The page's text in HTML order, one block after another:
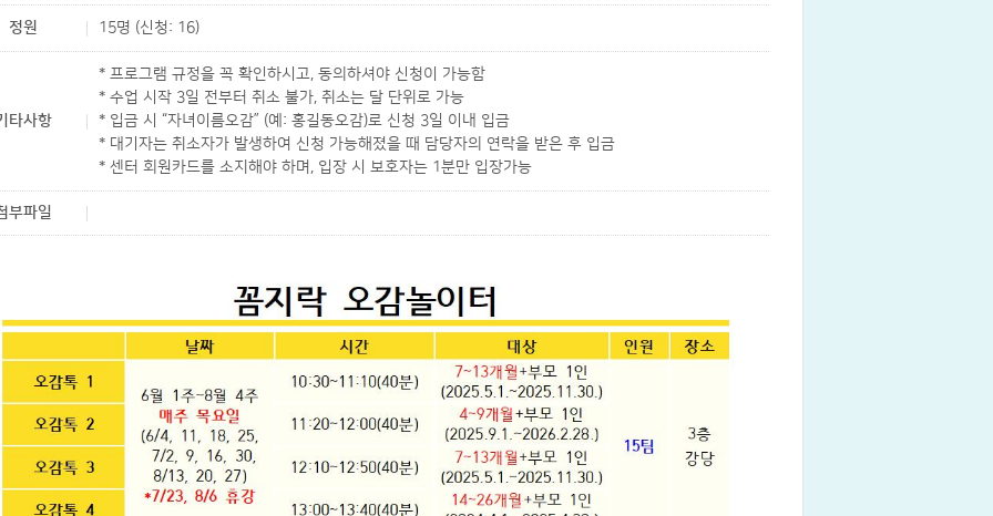
정원 15명 (신청: 16)
타사항
* 프로그램 규정을 꼭 확인하시고, 동의하셔야 신청이 가능함
* 수업 시작 3일 전부터 취소 불가, 취소는 달 단위로 가능
* 입금 시 “자녀이름오감” (예: 홍길동오감)로 신청 3일 이내 입금
* 대기자는 취소자가 발생하여 신청 가능해졌을 때 담당자의 연락을 받은 후 입금
* 센터 회원카드를 소지해야 하며, 입장 시 보호자는 1분만 입장가능
부파일